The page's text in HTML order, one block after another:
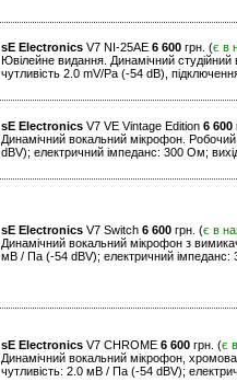
sE Electronics V7 NI-25AE 6 600 грн. (є в
Ювілейне видання. Динамічний
чутливість 2.0 mV/Pa (-54 dB),
sE Electronics V7 VE Vintage Edition 6 600
Динамічний вокальний мікрофон.
dBV); електричний імпеданс: 300 Ом;
sE Electronics V7 Switch 6 600 грн. (є в
Динамічний вокальний мікрофон з
мВ / Па (-54 dBV); електричний імпеданс:
sE Electronics V7 CHROME 6 600 грн. (є
Динамічний вокальний мікрофон,
чутливість: 2.0 мВ / Па (-54 dBV);